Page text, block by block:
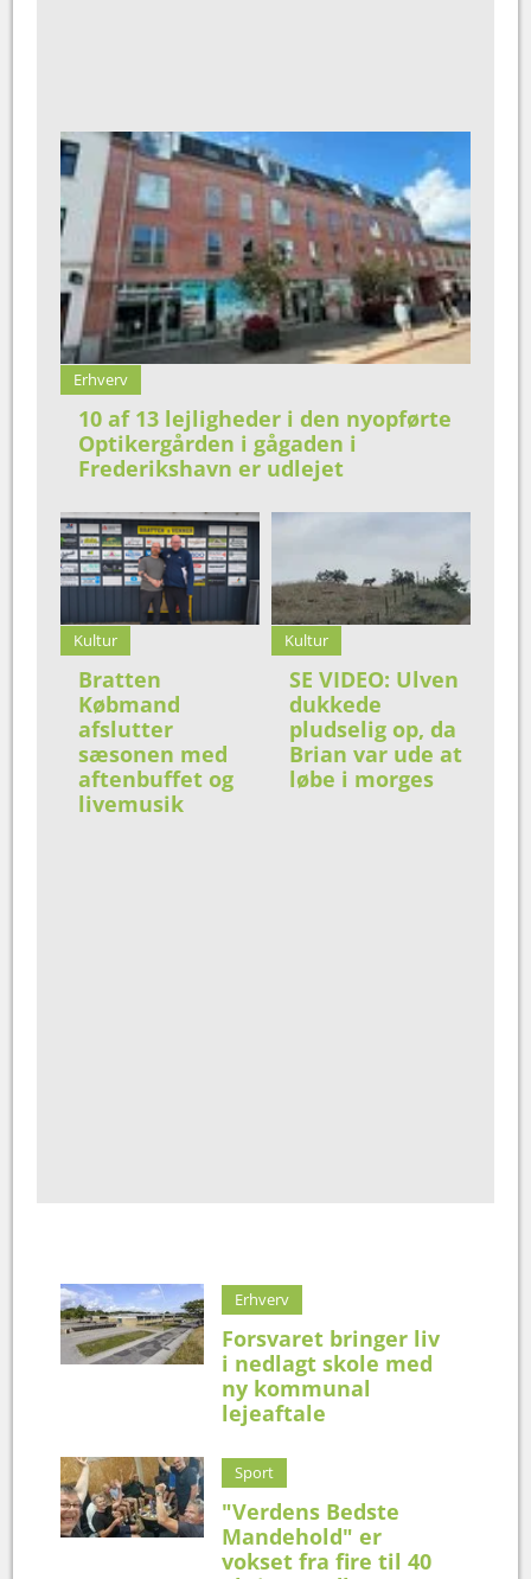
Erhverv
10 af 13 lejligheder i den nyopførte
Optikergården i gågaden i
Frederikshavn er udlejet
Kultur
Bratten
Købmand
afslutter
sæsonen med
aftenbuffet og
livemusik
Kultur
SE VIDEO: Ulven
dukkede
pludselig op, da
Brian var ude at
løbe i morges
Erhverv
Forsvaret bringer liv
i nedlagt skole med
ny kommunal
lejeaftale
Sport
"Verdens Bedste
Mandehold" er
vokset fra fire til 40